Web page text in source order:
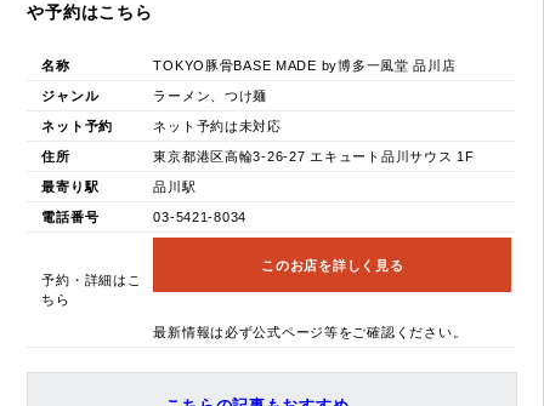
や予約はこちら
名称 TOKYO豚骨BASE MADE by博多一風堂 品川店
ジャンル ラーメン、つけ麺
ネット予約 ネット予約は未対応
住所 東京都港区高輪3-26-27 エキュート品川サウス 1F
最寄り駅 品川駅
電話番号 03-5421-8034
予約・詳細はこ
ちら
このお店を詳しく見る
最新情報は必ず公式ページ等をご確認ください。